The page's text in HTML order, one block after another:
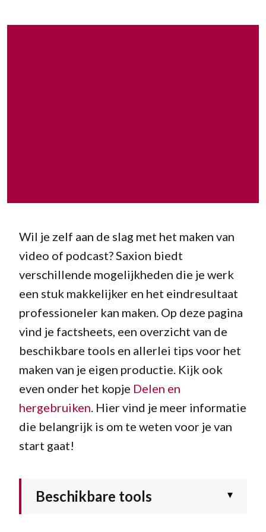
Wil je zelf aan de slag met het maken van
video of podcast? Saxion biedt
verschillende mogelijkheden die je werk
een stuk makkelijker en het eindresultaat
professioneler kan maken. Op deze pagina
vind je factsheets, een overzicht van de
beschikbare tools en allerlei tips voor het
maken van je eigen productie. Kijk ook
even onder het kopje Delen en
hergebruiken. Hier vind je meer informatie
die belangrijk is om te weten voor je van
start gaat!
Beschikbare tools